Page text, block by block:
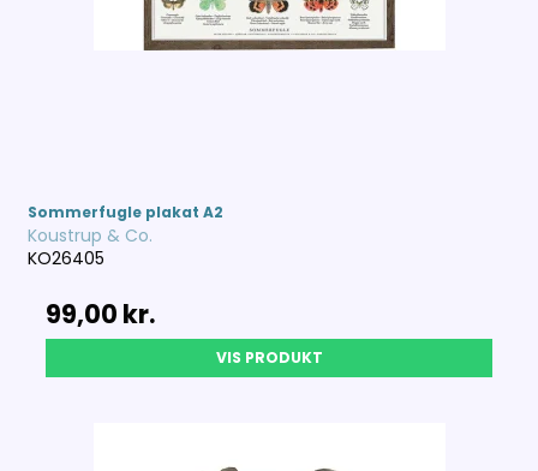
Sommerfugle plakat A2
Koustrup & Co.
KO26405
99,00 kr.
VIS PRODUKT